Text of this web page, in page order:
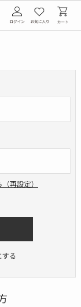
再設定）
る